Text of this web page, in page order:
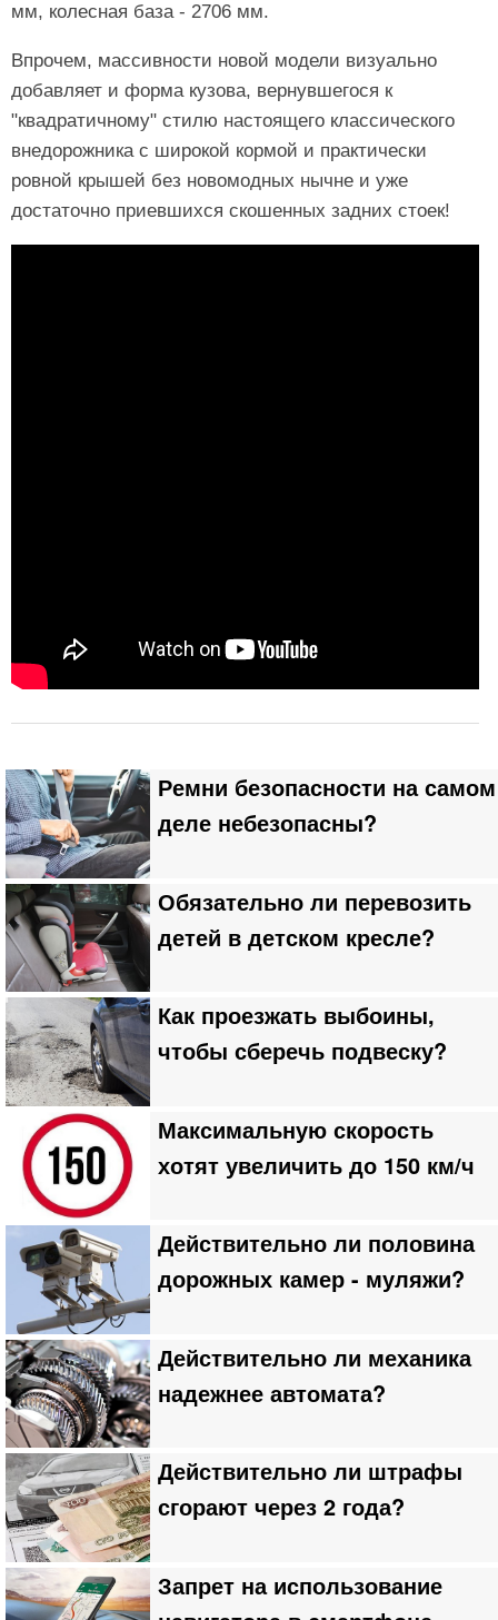
мм, колесная база - 2706 мм.
Впрочем, массивности новой модели визуально
добавляет и форма кузова, вернувшегося к
"квадратичному" стилю настоящего классического
внедорожника с широкой кормой и практически
ровной крышей без новомодных нычне и уже
достаточно приевшихся скошенных задних стоек!
Ремни безопасности на самом
деле небезопасны?
Обязательно ли перевозить
детей в детском кресле?
Как проезжать выбоины,
чтобы сберечь подвеску?
Максимальную скорость
хотят увеличить до 150 км/ч
Действительно ли половина
дорожных камер - муляжи?
Действительно ли механика
надежнее автомата?
Действительно ли штрафы
сгорают через 2 года?
Запрет на использование